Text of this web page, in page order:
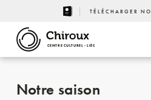
TÉLÉCHARGER
CENTRE CULTUREL - LIÈGE
Notre saison